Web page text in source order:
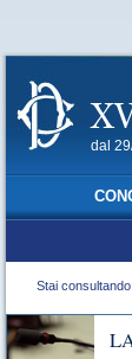
dal
Stai consultando: